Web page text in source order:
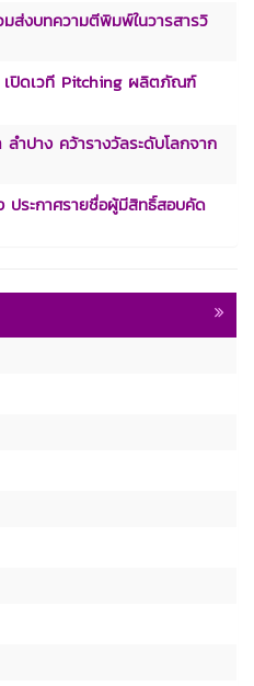
ส่งบทความตีพิมพ์ในวารสารวิ
เปิดเวที Pitching ผลิตภัณฑ์
ำปาง คว้ารางวัลระดับโลกจาก
ประกาศรายชื่อผู้มีสิทธิ์สอบคัด